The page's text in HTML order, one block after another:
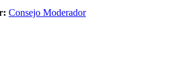
Consejo Moderador